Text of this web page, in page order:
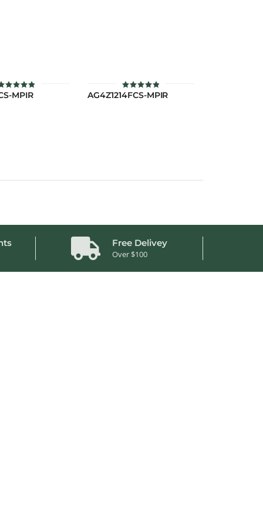
ห้คะแนน
MPIR
ให้คะแนน
AG4Z1214FCS-MPIR
Free Delivey
Over $100